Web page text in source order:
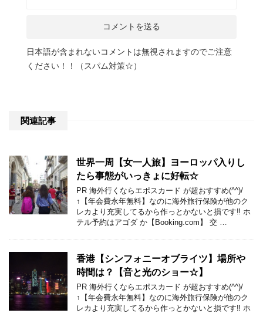
日本語が含まれないコメントは無視されますのでご注意
ください！！（スパム対策☆）
関連記事
世界一周【女一人旅】ヨーロッパ入りし
たら事態がいっきょに好転☆
PR 海外行くならエポスカード が超おすすめ(^^)/
↑【年会費永年無料】なのに海外旅行保険が他のク
レカより充実してるから作っとかないと損です‼ ホ
テル予約はアゴダ か【Booking.com】 交 …
香港【シンフォニーオブライツ】場所や
時間は？【音と光のショー☆】
PR 海外行くならエポスカード が超おすすめ(^^)/
↑【年会費永年無料】なのに海外旅行保険が他のク
レカより充実してるから作っとかないと損です‼ ホ